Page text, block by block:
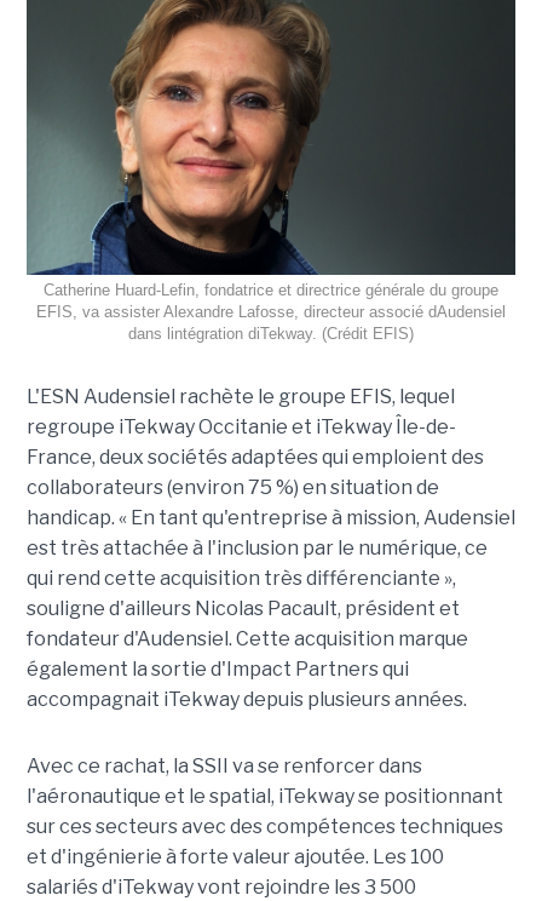
Catherine Huard-Lefin, fondatrice et directrice générale du groupe
EFIS, va assister Alexandre Lafosse, directeur associé dAudensiel
dans lintégration diTekway. (Crédit EFIS)
L'ESN Audensiel rachète le groupe EFIS, lequel
regroupe iTekway Occitanie et iTekway Île-de-
France, deux sociétés adaptées qui emploient des
collaborateurs (environ 75 %) en situation de
handicap. « En tant qu'entreprise à mission, Audensiel
est très attachée à l'inclusion par le numérique, ce
qui rend cette acquisition très différenciante »,
souligne d'ailleurs Nicolas Pacault, président et
fondateur d'Audensiel. Cette acquisition marque
également la sortie d'Impact Partners qui
accompagnait iTekway depuis plusieurs années.
Avec ce rachat, la SSII va se renforcer dans
l'aéronautique et le spatial, iTekway se positionnant
sur ces secteurs avec des compétences techniques
et d'ingénierie à forte valeur ajoutée. Les 100
salariés d'iTekway vont rejoindre les 3 500